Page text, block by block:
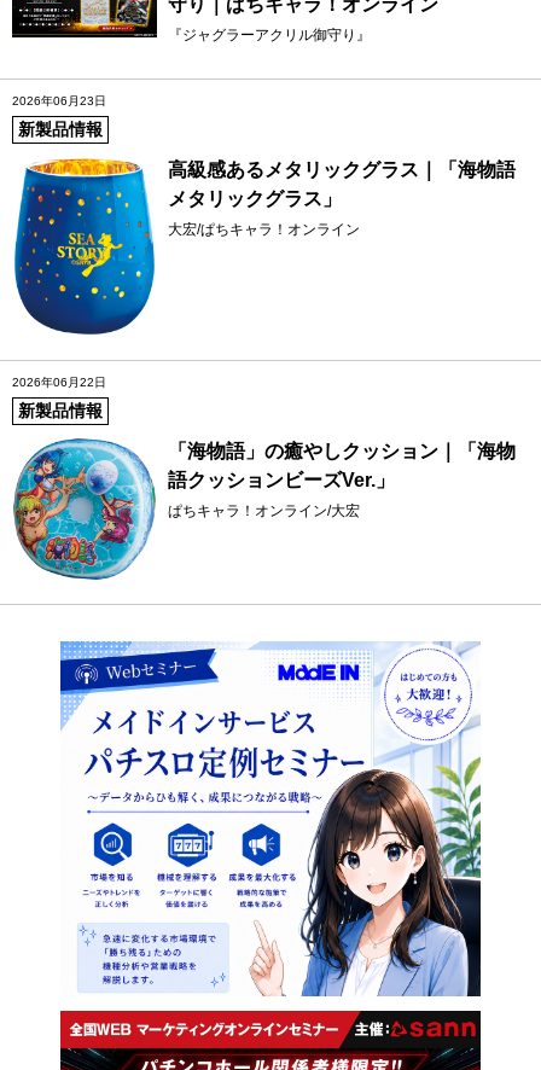
守り｜ぱちキャラ！オンライン
『ジャグラーアクリル御守り』
2026年06月23日
新製品情報
高級感あるメタリックグラス｜「海物語
メタリックグラス」
大宏/ぱちキャラ！オンライン
2026年06月22日
新製品情報
「海物語」の癒やしクッション｜「海物
語クッションビーズVer.」
ぱちキャラ！オンライン/大宏